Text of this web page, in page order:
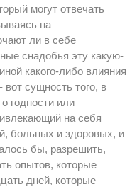
могут отвечать
на
ли в себе
снадобья эту какую-
какого-либо влияния
сущность того, в
годности или
на себя
больных и здоровых, и
бы, разрешить,
опытов, которые
дней, которые